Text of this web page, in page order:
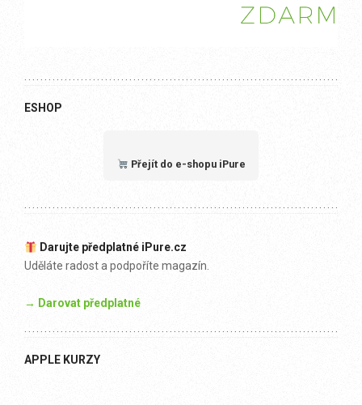
ESHOP
Přejít do e-shopu iPure
Darujte předplatné iPure.cz
Uděláte radost a podpoříte magazín.
→ Darovat předplatné
APPLE KURZY